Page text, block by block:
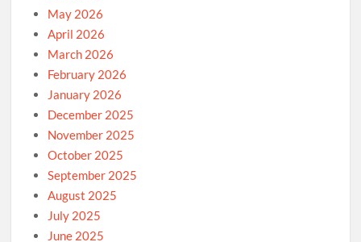
May 2026
April 2026
March 2026
February 2026
January 2026
December 2025
November 2025
October 2025
September 2025
August 2025
July 2025
June 2025